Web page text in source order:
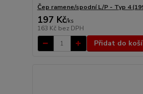
Čep ramene/spodní L/P - Typ 4
197 Kč/ks
163 Kč bez DPH
Přidat do